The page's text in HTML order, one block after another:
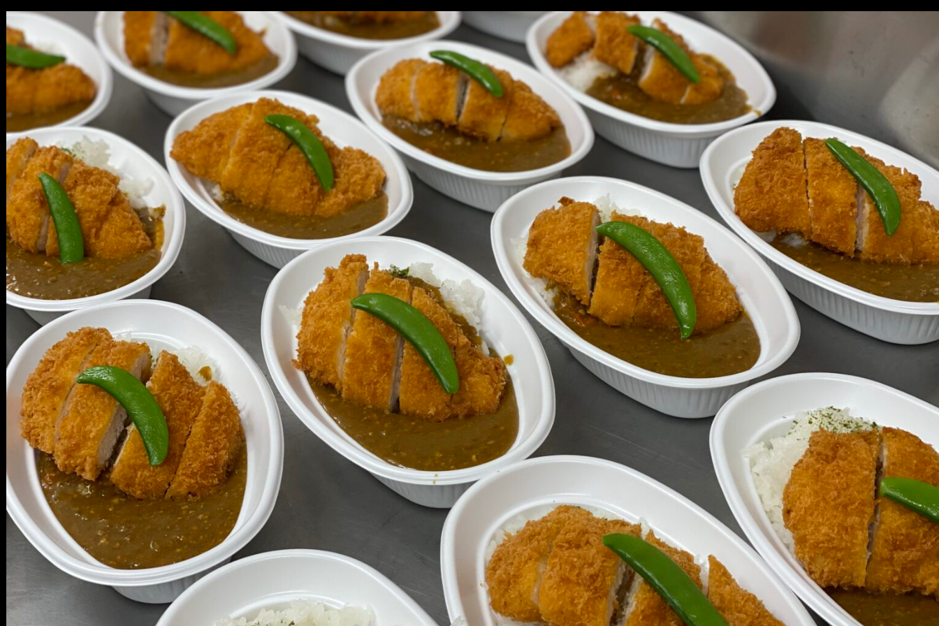
メ
イ
ン
ン
テ
ン
へ
移
動